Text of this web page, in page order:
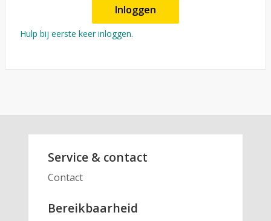
Inloggen
Hulp bij eerste keer inloggen.
Service & contact
Contact
Bereikbaarheid